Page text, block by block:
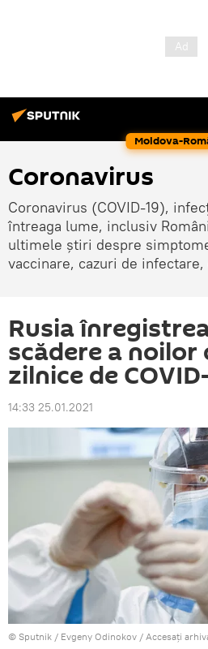
Moldova-
Coronavirus
Coronavirus (COVID-19),
întreaga lume, inclusiv
ultimele știri despre
vaccinare, cazuri de infectare,
Rusia
scădere a noilor
zilnice de
14:33 25.01.2021
© Sputnik / Evgeny Odinokov / Accesați